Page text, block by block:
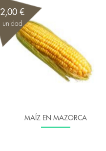
MAÍZ EN MAZORCA
2,00 €
unidad